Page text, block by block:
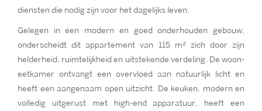
diensten die nodig zijn voor het dagelijks leven.
Gelegen in een modern en goed onderhouden gebouw,
onderscheidt dit appartement van 115 m² zich door zijn
helderheid, ruimtelijkheid en uitstekende verdeling. De woon-
eetkamer ontvangt een overvloed aan natuurlijk licht en
heeft een aangenaam open uitzicht. De keuken, modern en
volledig uitgerust met high-end apparatuur, heeft een